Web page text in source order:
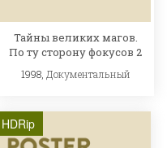
Тайны великих магов.
По ту сторону фокусов 2
1998, Документальный
HDRip